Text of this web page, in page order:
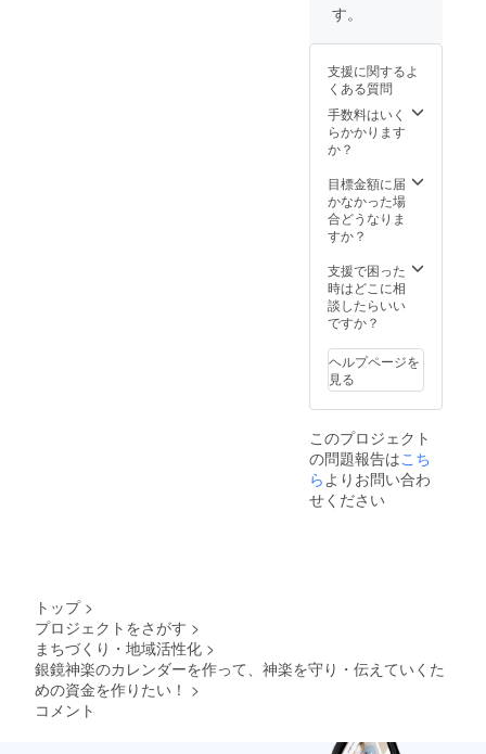
送料込
す。 ※
通常価
格より
9,500円
お得で
チケッ
トの有
効期限
は1年で
す。
支援に関するよ
くある質問
手数料はいく
らかかります
か？
目標金額に届
かなかった場
合どうなりま
すか？
支援で困った
時はどこに相
談したらいい
ですか？
ヘルプページを
見る
このプロジェクト
の問題報告はこち
ら よりお問い合わ
せください
トップ >
プロジェクトをさがす >
まちづくり・地域活性化 >
銀鏡神楽のカレンダーを作って、神楽を守り・伝えていくた
めの資金を作りたい！ >
コメント